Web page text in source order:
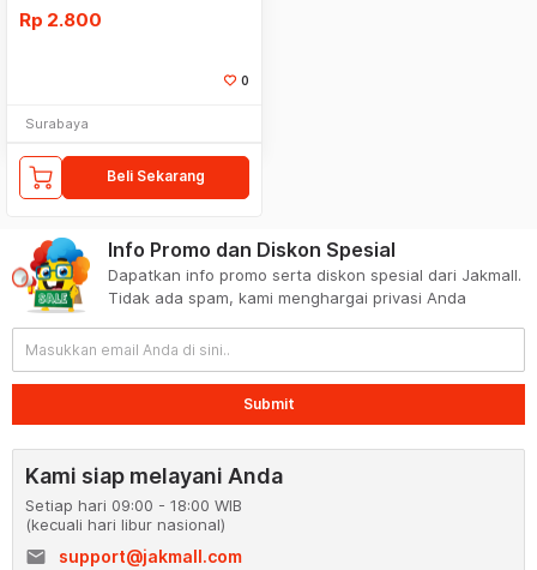
Rp 2.800
0
Surabaya
Beli Sekarang
Info Promo dan Diskon Spesial
Dapatkan info promo serta diskon spesial dari Jakmall.
Tidak ada spam, kami menghargai privasi Anda
Submit
Kami siap melayani Anda
Setiap hari 09:00 - 18:00 WIB
(kecuali hari libur nasional)
email
support@jakmall.com